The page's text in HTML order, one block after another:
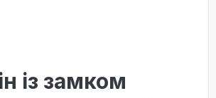
із замком